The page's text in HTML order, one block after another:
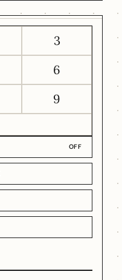
3
6
9
OFF